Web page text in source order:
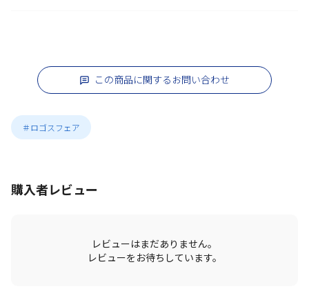
この商品に関するお問い合わせ
＃ロゴスフェア
購入者レビュー
レビューはまだありません。
レビューをお待ちしています。